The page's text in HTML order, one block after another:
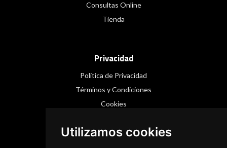
Utilizamos cookies
Consultas Online
Tienda
Privacidad
Política de Privacidad
Términos y Condiciones
Cookies